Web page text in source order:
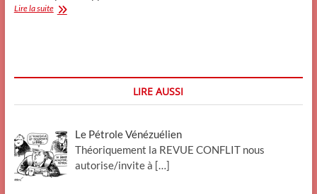
Lire la suiteLe
LIRE AUSSI
Le Pétrole Vénézuélien
Théoriquement la REVUE CONFLIT nous
autorise/invite à […]